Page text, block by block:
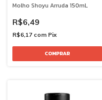
Molho Shoyu Arruda 150mL
R$6,49
R$6,17 com Pix